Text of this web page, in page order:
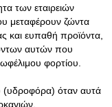
των εταιρειών
μεταφέρουν ζώντα
και ευπαθή προϊόντα,
αυτών που
φορτίου.
(υδροφόρα) όταν αυτά